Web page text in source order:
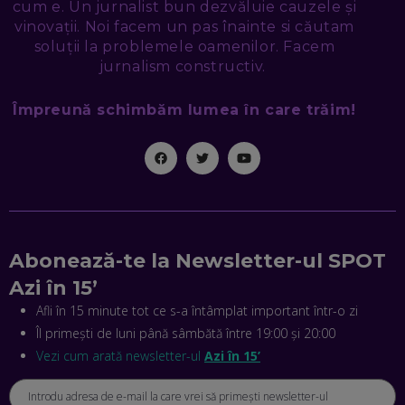
NICOLAE ȚIBRIGAN, DIGITAL FORENSIC TEAM: CUM ÎȚI DAI
SEAMA CĂ CINEVA ÎNCEARCĂ SĂ TE MANIPULEZE, ONLINE.
CE-AM ÎNVĂȚAT DIN EPISODUL GEORGESCU
EP. 46
EP. 44
CRISTIAN GROZEA, BEEFAST: PREGĂTIM CEL MAI BUN
DISPECERAT AUTOMAT DE PE PIAȚĂ! CUM POATE
REVOLUȚIONA LIVRĂRILE RAPIDE, DIN ROMÂNIA PÂNĂ ÎN
ASIA
EP. 43
ANDREI NICOARĂ, EXPERT ÎN E-GUVERNARE: N-O SĂ NE
MAI MEARGĂ PREA MULT CU MANȚOGĂRII! DACĂ NU NE
cum e. Un jurnalist bun dezvăluie cauzele și
vinovații. Noi facem un pas înainte si căutam
soluții la problemele oamenilor. Facem
jurnalism constructiv.
Împreună schimbăm lumea în care trăim!
Abonează-te la Newsletter-ul SPOT
Azi în 15’
Afli în 15 minute tot ce s-a întâmplat important într-o zi
Îl primești de luni până sâmbătă între 19:00 și 20:00
Vezi cum arată newsletter-ul Azi în 15’